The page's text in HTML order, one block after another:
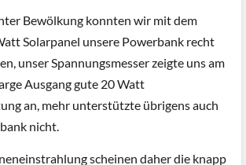
Bewölkung konnten wir mit dem
Solarpanel unsere Powerbank recht
unser Spannungsmesser zeigte uns am
Ausgang gute 20 Watt
an, mehr unterstützte übrigens auch
nicht.
scheinen daher die knapp